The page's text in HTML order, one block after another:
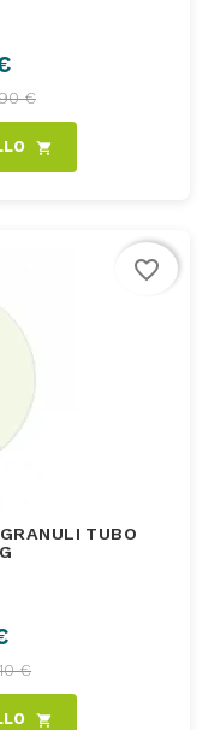
€
shopping_cart
TUBO
€
shopping_cart
favorite_border